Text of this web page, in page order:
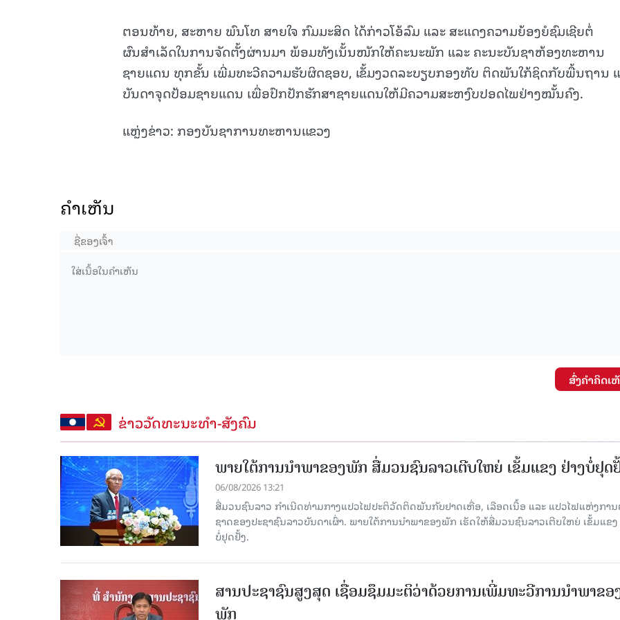
ຕອນທ້າຍ, ສະຫາຍ ພົນໂທ ສາຍໃຈ ກົມມະສິດ ໄດ້ກ່າວໂອ້ລົມ ແລະ ສະແດງຄວາມຍ້ອງຍໍຊົມເຊີຍຕໍ່
ຜົນສຳເລັດໃນການຈັດຕັ້ງຜ່ານມາ ພ້ອມທັງເນັ້ນໜັກໃຫ້ຄະນະພັກ ແລະ ຄະນະບັນຊາຫ້ອງທະຫານ
ຊາຍແດນ ທຸກຂັ້ນ ເພີ່ມທະວີຄວາມຮັບຜິດຊອບ, ເຂັ້ມງວດລະບຽບກອງທັບ ຕິດພັນໃກ້ຊິດກັບພື້ນຖານ
ບັນດາຈຸດປ້ອມຊາຍແດນ ເພື່ອປົກປັກຮັກສາຊາຍແດນໃຫ້ມີຄວາມສະຫງົບປອດໄພຢ່າງໝັ້ນຄົງ.
ແຫຼ່ງຂ່າວ: ກອງບັນຊາການທະຫານແຂວງ
ຄໍາເຫັນ
ສົ່ງຄໍາຄິດເ
ຂ່າວວັດທະນະທຳ-ສັງຄົມ
ພາຍໃຕ້ການນໍາພາຂອງພັກ ສື່ມວນຊົນລາວເຕີບໃຫຍ່ ເຂັ້ມແຂງ ຢ່າງບໍ່ຢຸດ
06/08/2026 13:21
ສື່ມວນຊົນລາວ ກຳເນີດທ່າມກາງແປວໄຟປະຕິວັດຕິດພັນກັບຢາດເຫື່ອ, ເລືອດເນື້ອ ແລະ ແປວໄຟແຫ່ງກາ
ຊາດຂອງປະຊາຊົນລາວບັນດາເຜົ່າ. ພາຍໃຕ້ການນໍາພາຂອງພັກ ເຮັດໃຫ້ສື່ມວນຊົນລາວເຕີບໃຫຍ່ ເຂັ້ມແຂງ
ບໍ່ຢຸດຢັ້ງ.
ສານປະຊາຊົນສູງສຸດ ເຊື່ອມຊຶມມະຕິວ່າດ້ວຍການເພີ່ມທະວີການນຳພາຂອ
ພັກ